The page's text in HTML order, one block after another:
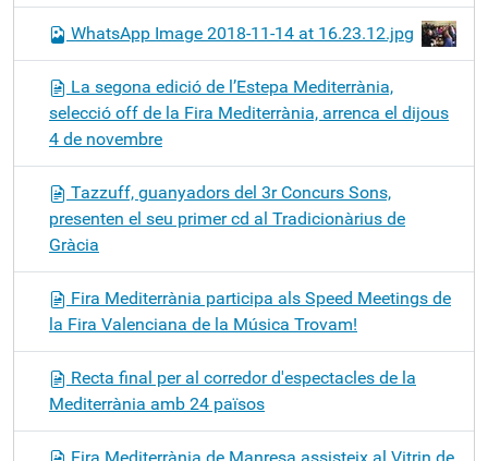
WhatsApp Image 2018-11-14 at 16.23.12.jpg
La segona edició de l’Estepa Mediterrània,
selecció off de la Fira Mediterrània, arrenca el dijous
4 de novembre
Tazzuff, guanyadors del 3r Concurs Sons,
presenten el seu primer cd al Tradicionàrius de
Gràcia
Fira Mediterrània participa als Speed Meetings de
la Fira Valenciana de la Música Trovam!
Recta final per al corredor d'espectacles de la
Mediterrània amb 24 països